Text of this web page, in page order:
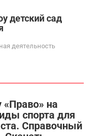
детский сад
деятельность
«Право» на
спорта для
Справочный